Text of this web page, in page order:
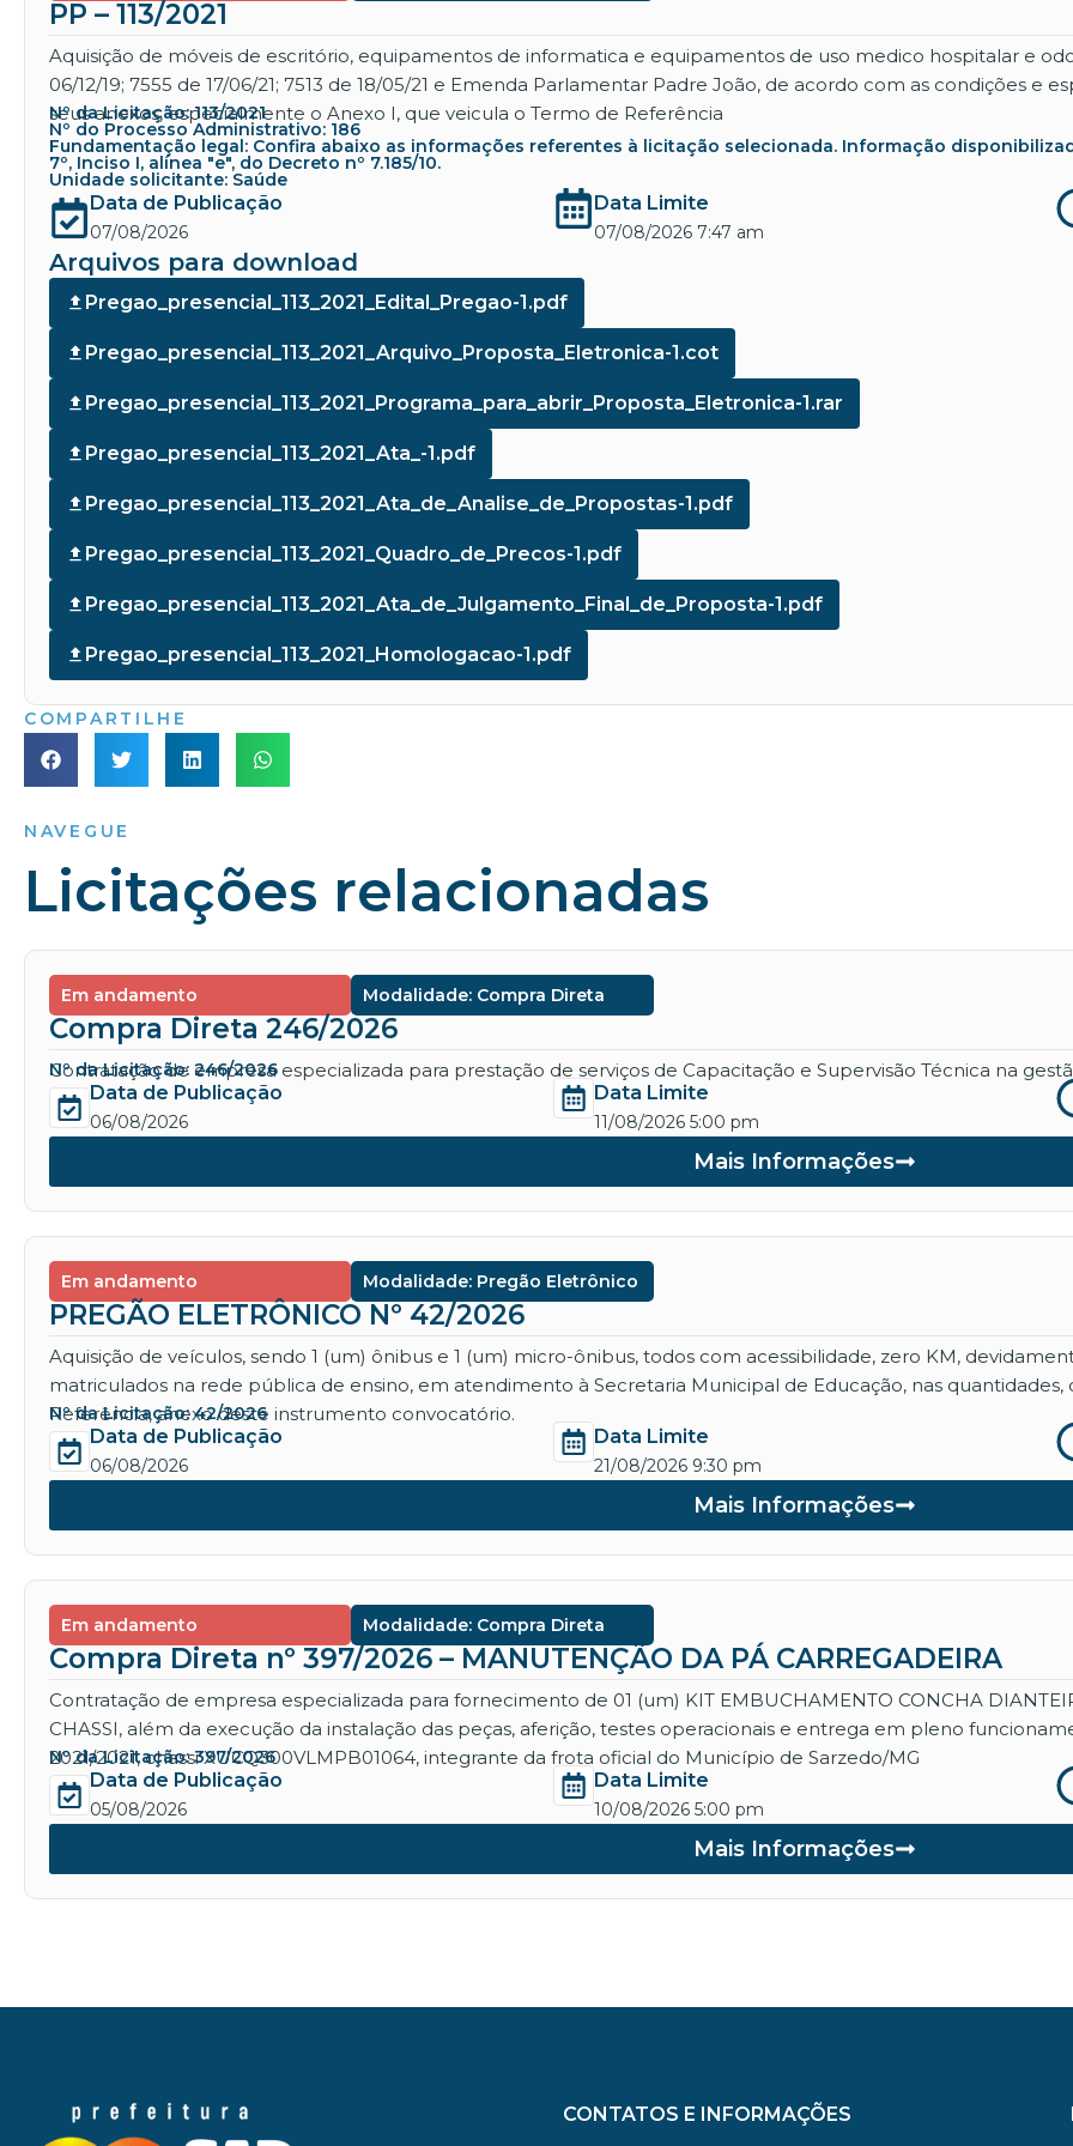
PP – 113/2021
Aquisição de móveis de escritório, equipamentos de informatica e equipamentos de uso medico hospitalar e
06/12/19; 7555 de 17/06/21; 7513 de 18/05/21 e Emenda Parlamentar Padre João, de acordo com as condições e
seus anexos, especialmente o Anexo I, que veicula o Termo de Referência
Nº da Licitação: 113/2021
Nº do Processo Administrativo: 186
Fundamentação legal: Confira abaixo as informações referentes à licitação selecionada. Informação disponibilizada
7º, Inciso I, alínea "e", do Decreto nº 7.185/10.
Unidade solicitante: Saúde
Data de Publicação
07/08/2026
Data Limite
07/08/2026 7:47 am
Arquivos para download
Pregao_presencial_113_2021_Edital_Pregao-1.pdf
Pregao_presencial_113_2021_Arquivo_Proposta_Eletronica-1.cot
Pregao_presencial_113_2021_Programa_para_abrir_Proposta_Eletronica-1.rar
Pregao_presencial_113_2021_Ata_-1.pdf
Pregao_presencial_113_2021_Ata_de_Analise_de_Propostas-1.pdf
Pregao_presencial_113_2021_Quadro_de_Precos-1.pdf
Pregao_presencial_113_2021_Ata_de_Julgamento_Final_de_Proposta-1.pdf
Pregao_presencial_113_2021_Homologacao-1.pdf
COMPARTILHE
NAVEGUE
Licitações relacionadas
Em andamento Modalidade: Compra Direta
Compra Direta 246/2026
Contratação de empresa especializada para prestação de serviços de Capacitação e Supervisão Técnica na
Nº da Licitação: 246/2026
Data de Publicação
06/08/2026
Data Limite
11/08/2026 5:00 pm
Mais Informações
Em andamento Modalidade: Pregão Eletrônico
PREGÃO ELETRÔNICO Nº 42/2026
Aquisição de veículos, sendo 1 (um) ônibus e 1 (um) micro-ônibus, todos com acessibilidade, zero KM,
matriculados na rede pública de ensino, em atendimento à Secretaria Municipal de Educação, nas
Referência, anexo deste instrumento convocatório.
Nº da Licitação: 42/2026
Data de Publicação
06/08/2026
Data Limite
21/08/2026 9:30 pm
Mais Informações
Em andamento Modalidade: Compra Direta
Compra Direta nº 397/2026 – MANUTENÇÃO DA PÁ CARREGADEIRA
Contratação de empresa especializada para fornecimento de 01 (um) KIT EMBUCHAMENTO CONCHA
CHASSI, além da execução da instalação das peças, aferição, testes operacionais e entrega em pleno
2021/2021, chassi XUCQ300VLMPB01064, integrante da frota oficial do Município de Sarzedo/MG
Nº da Licitação: 397/2026
Data de Publicação
05/08/2026
Data Limite
10/08/2026 5:00 pm
Mais Informações
CONTATOS E INFORMAÇÕES